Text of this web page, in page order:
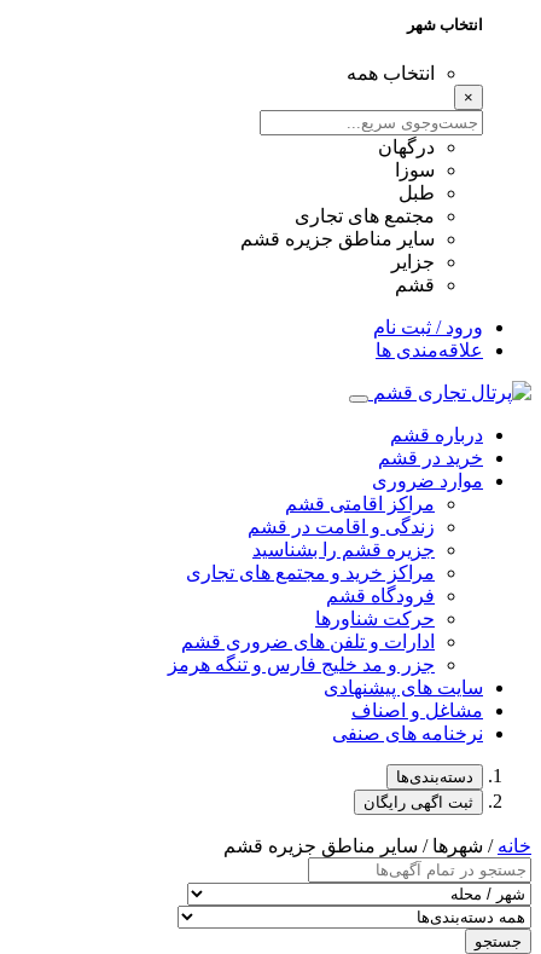
انتخاب شهر
انتخاب همه
×
درگهان
سوزا
طبل
مجتمع های تجاری
سایر مناطق جزیره قشم
جزایر
قشم
ورود / ثبت نام
علاقه‌مندی ها
درباره قشم
خرید در قشم
موارد ضروری
مراکز اقامتی قشم
زندگی و اقامت در قشم
جزیره قشم را بشناسید
مراکز خرید و مجتمع های تجاری
فرودگاه قشم
حرکت شناورها
ادارات و تلفن های ضروری قشم
جزر و مد خلیج فارس و تنگه هرمز
سایت های پیشنهادی
مشاغل و اصناف
نرخنامه های صنفی
دسته‌بندی‌ها
ثبت اگهی رایگان
خانه / شهرها / سایر مناطق جزیره قشم
جستجو